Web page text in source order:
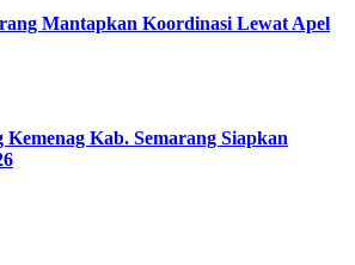
Mantapkan Koordinasi Lewat Apel
Kemenag Kab. Semarang Siapkan